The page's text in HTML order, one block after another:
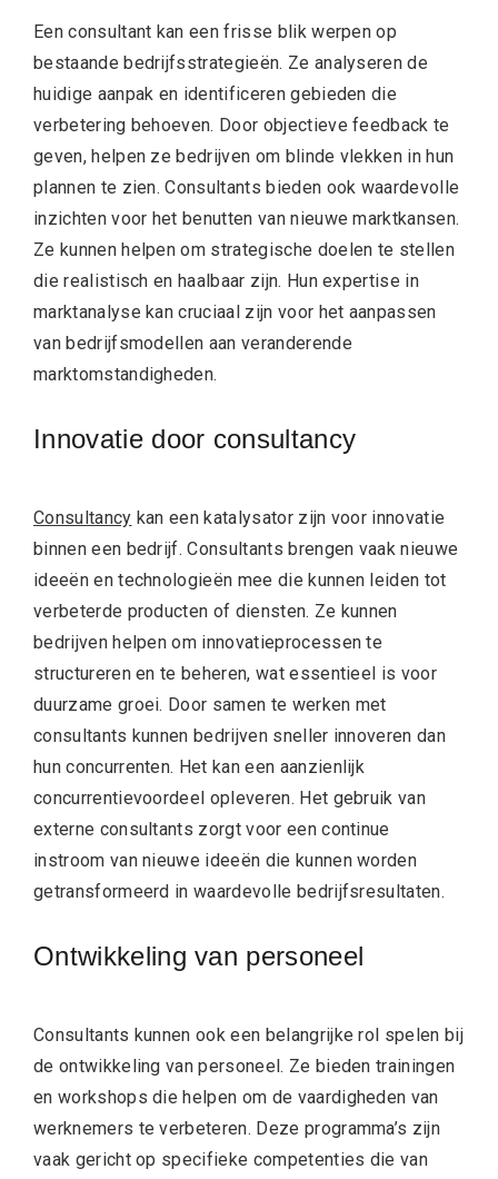
Een consultant kan een frisse blik werpen op
bestaande bedrijfsstrategieën. Ze analyseren de
huidige aanpak en identificeren gebieden die
verbetering behoeven. Door objectieve feedback te
geven, helpen ze bedrijven om blinde vlekken in hun
plannen te zien. Consultants bieden ook waardevolle
inzichten voor het benutten van nieuwe marktkansen.
Ze kunnen helpen om strategische doelen te stellen
die realistisch en haalbaar zijn. Hun expertise in
marktanalyse kan cruciaal zijn voor het aanpassen
van bedrijfsmodellen aan veranderende
marktomstandigheden.
Innovatie door consultancy
Consultancy kan een katalysator zijn voor innovatie
binnen een bedrijf. Consultants brengen vaak nieuwe
ideeën en technologieën mee die kunnen leiden tot
verbeterde producten of diensten. Ze kunnen
bedrijven helpen om innovatieprocessen te
structureren en te beheren, wat essentieel is voor
duurzame groei. Door samen te werken met
consultants kunnen bedrijven sneller innoveren dan
hun concurrenten. Het kan een aanzienlijk
concurrentievoordeel opleveren. Het gebruik van
externe consultants zorgt voor een continue
instroom van nieuwe ideeën die kunnen worden
getransformeerd in waardevolle bedrijfsresultaten.
Ontwikkeling van personeel
Consultants kunnen ook een belangrijke rol spelen bij
de ontwikkeling van personeel. Ze bieden trainingen
en workshops die helpen om de vaardigheden van
werknemers te verbeteren. Deze programma’s zijn
vaak gericht op specifieke competenties die van